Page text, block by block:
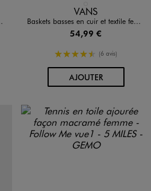
Disponible en 1 coloris
VANS
Baskets basses en cuir et textile femme - Vans
54,99 €
4.5/5 de moyenne
(6 avis)
AJOUTERAU PANIER